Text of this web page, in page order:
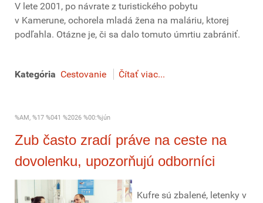
V lete 2001, po návrate z turistického pobytu
v Kamerune, ochorela mladá žena na maláriu, ktorej
podľahla. Otázne je, či sa dalo tomuto úmrtiu zabrániť.
Kategória Cestovanie Čítať viac...
%AM, %17 %041 %2026 %00:%jún
Zub často zradí práve na ceste na
dovolenku, upozorňujú odborníci
Kufre sú zbalené, letenky v